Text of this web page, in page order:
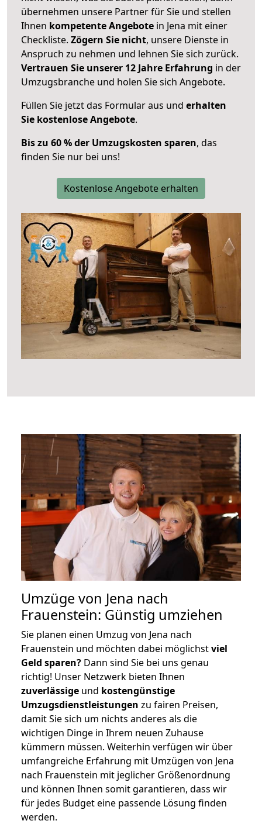
übernehmen unsere Partner für Sie und stellen
Ihnen kompetente Angebote in Jena mit einer
Checkliste. Zögern Sie nicht, unsere Dienste in
Anspruch zu nehmen und lehnen Sie sich zurück.
Vertrauen Sie unserer 12 Jahre Erfahrung in der
Umzugsbranche und holen Sie sich Angebote.
Füllen Sie jetzt das Formular aus und erhalten
Sie kostenlose Angebote.
Bis zu 60 % der Umzugskosten sparen, das
finden Sie nur bei uns!
Kostenlose Angebote erhalten
Umzüge von Jena nach
Frauenstein: Günstig umziehen
Sie planen einen Umzug von Jena nach
Frauenstein und möchten dabei möglichstviel
Geld sparen? Dann sind Sie bei uns genau
richtig! Unser Netzwerk bieten Ihnen
zuverlässige und kostengünstige
Umzugsdienstleistungen zu fairen Preisen,
damit Sie sich um nichts anderes als die
wichtigen Dinge in Ihrem neuen Zuhause
kümmern müssen. Weiterhin verfügen wir über
umfangreiche Erfahrung mit Umzügen von Jena
nach Frauenstein mit jeglicher Größenordnung
und können Ihnen somit garantieren, dass wir
für jedes Budget eine passende Lösung finden
werden.